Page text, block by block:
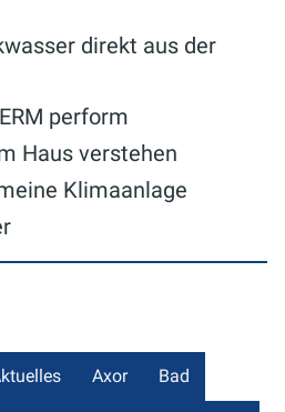
direkt aus der
perform
Haus verstehen
Klimaanlage
Axor Bad